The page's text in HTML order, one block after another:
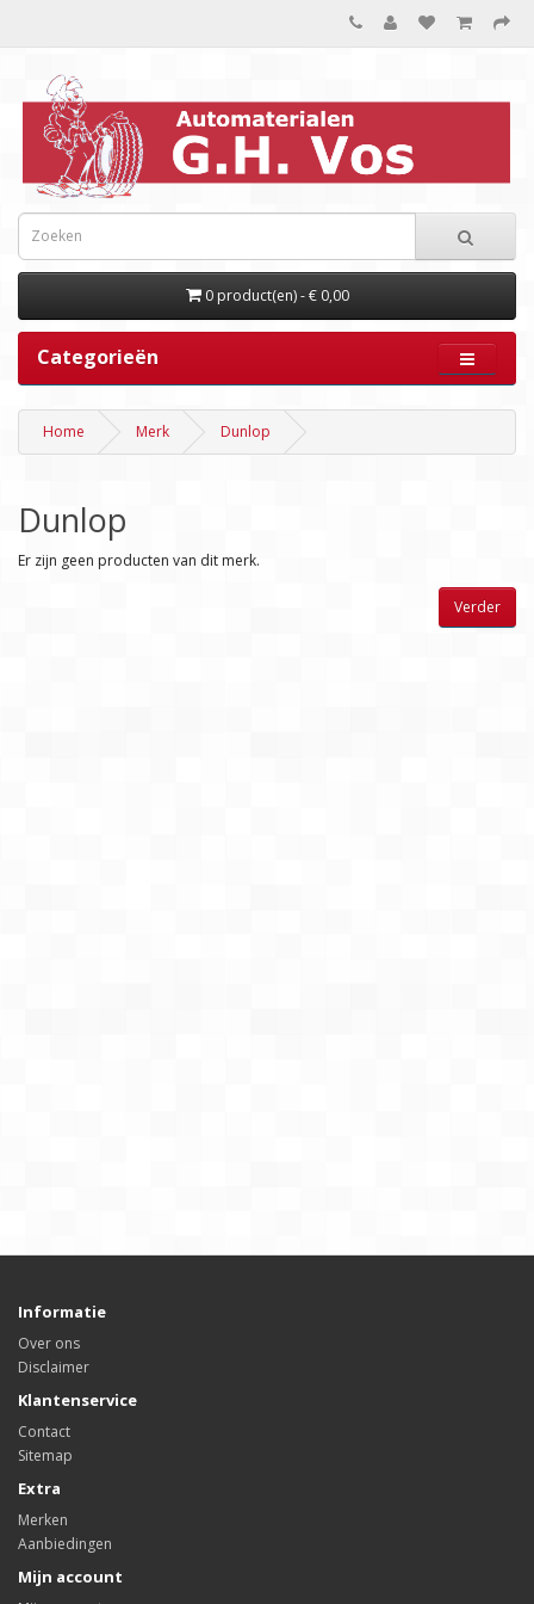
0 product(en) - € 0,00
Categorieën
Home Merk Dunlop
Dunlop
Er zijn geen producten van dit merk.
Verder
Informatie
Over ons
Disclaimer
Klantenservice
Contact
Sitemap
Extra
Merken
Aanbiedingen
Mijn account